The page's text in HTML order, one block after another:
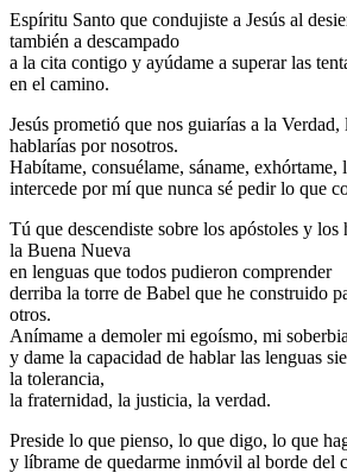
Espíritu Santo que condujiste a Jesús al
también a descampado
a la cita contigo y ayúdame a superar las
en el camino.
Jesús prometió que nos guiarías a la
hablarías por nosotros.
Habítame, consuélame, sáname, exhórtame,
intercede por mí que nunca sé pedir lo que
Tú que descendiste sobre los apóstoles y
la Buena Nueva
en lenguas que todos pudieron comprender
derriba la torre de Babel que he construido
otros.
Anímame a demoler mi egoísmo, mi
y dame la capacidad de hablar las lenguas
la tolerancia,
la fraternidad, la justicia, la verdad.
Preside lo que pienso, lo que digo, lo que
y líbrame de quedarme inmóvil al borde del